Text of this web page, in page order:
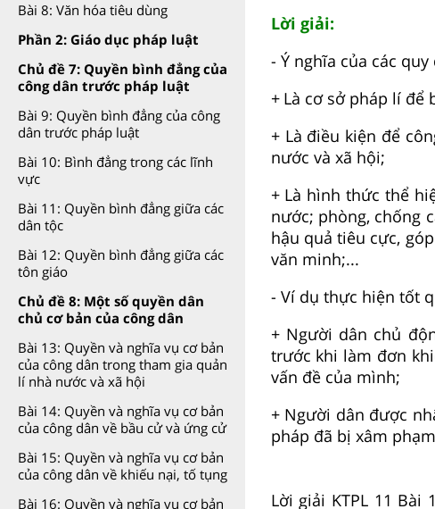
Bài 8: Văn hóa tiêu dùng
Phần 2: Giáo dục pháp luật
Chủ đề 7: Quyền bình đẳng của
công dân trước pháp luật
Bài 9: Quyền bình đẳng của công
dân trước pháp luật
Bài 10: Bình đẳng trong các lĩnh
vực
Bài 11: Quyền bình đẳng giữa các
dân tộc
Bài 12: Quyền bình đẳng giữa các
tôn giáo
Chủ đề 8: Một số quyền dân
chủ cơ bản của công dân
Bài 13: Quyền và nghĩa vụ cơ bản
của công dân trong tham gia quản
lí nhà nước và xã hội
Bài 14: Quyền và nghĩa vụ cơ bản
của công dân về bầu cử và ứng cử
Bài 15: Quyền và nghĩa vụ cơ bản
của công dân về khiếu nại, tố tụng
Bài 16: Quyền và nghĩa vụ cơ bản
Lời giải:
- Ý nghĩa của các
+ Là cơ sở pháp lí để
+ Là điều kiện để
nước và xã hội;
+ Là hình thức thể
nước; phòng, chống
hậu quả tiêu cực,
văn minh;...
- Ví dụ thực hiện tốt
+ Người dân chủ
trước khi làm đơn
vấn đề của mình;
+ Người dân được
pháp đã bị xâm
Lời giải KTPL 11